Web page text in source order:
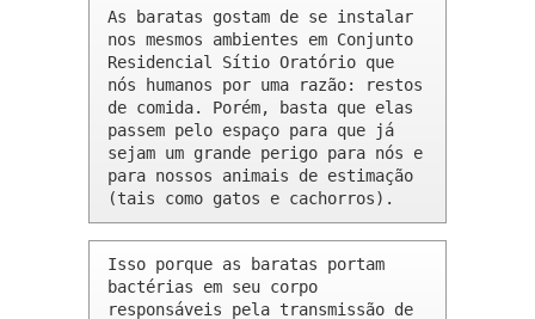
As baratas gostam de se instalar
nos mesmos ambientes em Conjunto
Residencial Sítio Oratório que
nós humanos por uma razão: restos
de comida. Porém, basta que elas
passem pelo espaço para que já
sejam um grande perigo para nós e
para nossos animais de estimação
(tais como gatos e cachorros).
Isso porque as baratas portam
bactérias em seu corpo
responsáveis pela transmissão de